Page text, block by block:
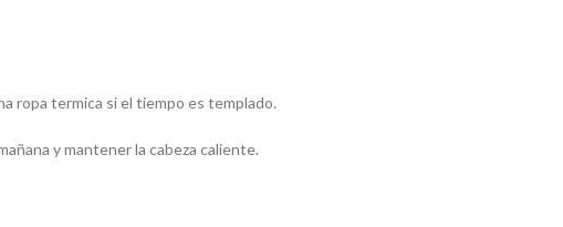
ropa termica si el tiempo es templado.
y mantener la cabeza caliente.